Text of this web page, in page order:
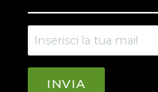
INVIA